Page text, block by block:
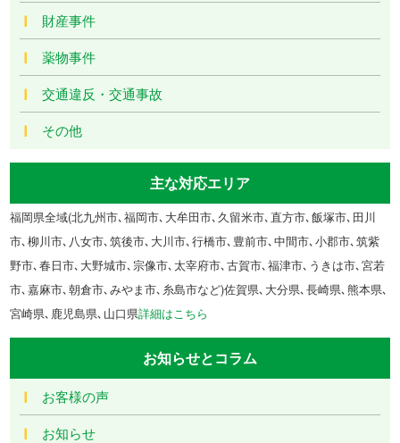
財産事件
薬物事件
交通違反・交通事故
その他
主な対応エリア
福岡県全域(北九州市､福岡市､大牟田市､久留米市､直方市､飯塚市､田川
市､柳川市､八女市､筑後市､大川市､行橋市､豊前市､中間市､小郡市､筑紫
野市､春日市､大野城市､宗像市､太宰府市､古賀市､福津市､うきは市､宮若
市､嘉麻市､朝倉市､みやま市､糸島市など)佐賀県､大分県､長崎県､熊本県､
宮崎県､鹿児島県､山口県詳細はこちら
お知らせとコラム
お客様の声
お知らせ